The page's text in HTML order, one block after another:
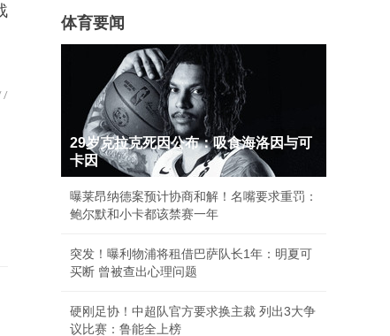
体育要闻
29岁克拉克死因公布：吸食海洛因与可
卡因
曝莱昂纳德案预计协商和解！名嘴要求重罚：
鲍尔默和小卡都该禁赛一年
突发！曝利物浦将租借巴萨队长1年：明夏可
买断 曾被查出心理问题
硬刚足协！中超队官方要求换主裁 列出3大争
议比赛：鲁能全上榜